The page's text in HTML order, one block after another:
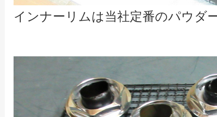
インナーリムは当社定番のパウダ